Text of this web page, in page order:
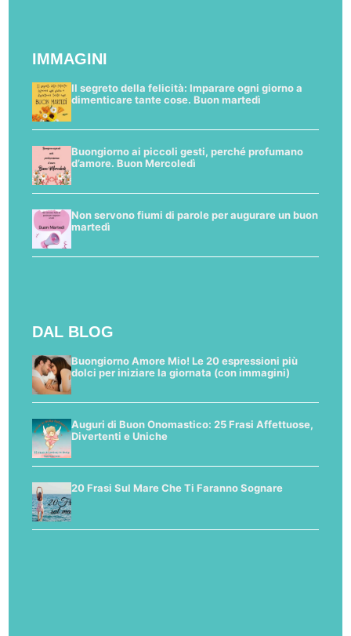
IMMAGINI
Il segreto della felicità: Imparare ogni giorno a
dimenticare tante cose. Buon martedì
Buongiorno ai piccoli gesti, perché profumano
d’amore. Buon Mercoledì
Non servono fiumi di parole per augurare un buon
martedì
DAL BLOG
Buongiorno Amore Mio! Le 20 espressioni più
dolci per iniziare la giornata (con immagini)
Auguri di Buon Onomastico: 25 Frasi Affettuose,
Divertenti e Uniche
20 Frasi Sul Mare Che Ti Faranno Sognare